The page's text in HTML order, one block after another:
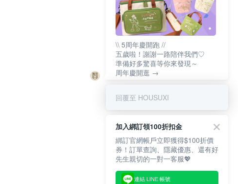
\\ 5周年慶開跑 //
五歲啦！謝謝一路陪伴我們♡
準備好多驚喜等你來發現～
周年慶開逛 →
回覆至 HOUSUXI
加入綁訂領100折扣金
綁訂官網帳戶立即獲得$100折價
券！訂單查詢、隱藏優惠、還有好
先生親切的一對一客服💖
連結 LINE 帳號